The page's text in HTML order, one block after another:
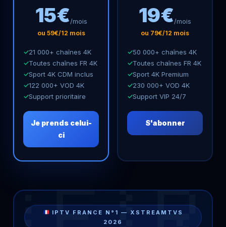
15€/mois
ou 59€/12 mois
21 000+ chaînes 4K
Toutes chaînes FR 4K
Sport 4K CDM inclus
122 000+ VOD 4K
Support prioritaire
Je prends celui-
ci
19€/mois
ou 79€/12 mois
50 000+ chaînes 4K
Toutes chaînes FR 4K
Sport 4K Premium
230 000+ VOD 4K
Support VIP 24/7
S'abonner
IPTV FRANCE N°1 — XSTREAMTVS
2026